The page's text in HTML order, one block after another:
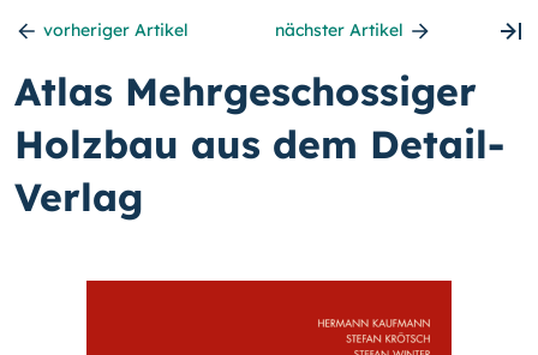
vorheriger Artikel nächster Artikel
Atlas Mehrgeschossiger
Holzbau aus dem Detail-
Verlag